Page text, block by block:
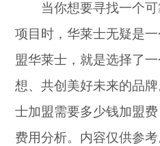
当你想要寻找一个可
项目时，华莱士无疑是
盟华莱士，就是选择了
想、共创美好未来的品
士加盟需要多少钱加盟
费用分析。内容仅供参考